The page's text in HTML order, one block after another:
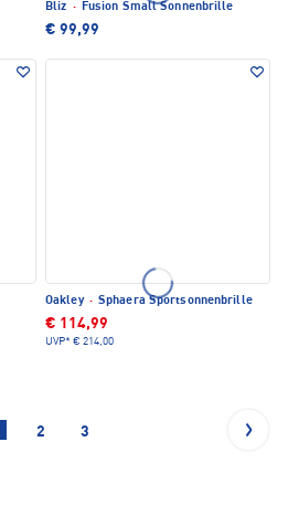
Bliz · Fusion Small Sonnenbrille
€ 99,99
Oakley · Sphaera Sportsonnenbrille
€ 114,99
UVP* € 214,00
2 3